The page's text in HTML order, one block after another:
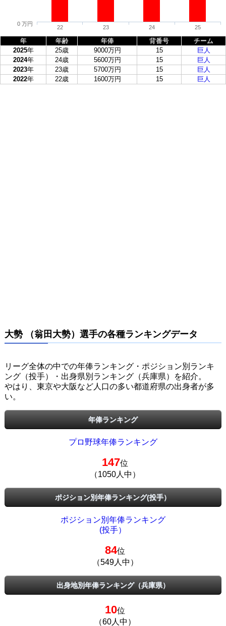
22 23 24 25
0 万円
年 年齢 年俸 背番号
チーム
2025年 25歳 9000万円 15
巨人
2024年 24歳 5600万円 15
巨人
2023年 23歳 5700万円 15
巨人
2022年 22歳 1600万円 15 巨人
大勢 （翁田大勢）選手の各種ランキングデータ
リーグ全体の中での年俸ランキング・ポジション別ランキ
ング（投手）・出身県別ランキング（兵庫県）を紹介。
やはり、東京や大阪など人口の多い都道府県の出身者が多
い。
年俸ランキング
プロ野球年俸ランキング
147位
（1050人中）
ポジション別年俸ランキング(投手）
ポジション別年俸ランキング
(投手）
84位
（549人中）
出身地別年俸ランキング（兵庫県）
10位
（60人中）